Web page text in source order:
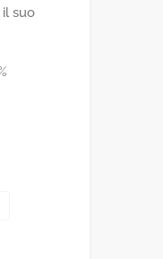
il suo